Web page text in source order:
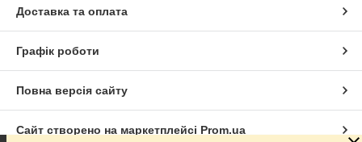
Доставка та оплата
Графік роботи
Повна версія сайту
Сайт створено на маркетплейсі Prom.ua